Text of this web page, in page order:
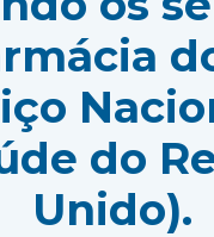
do
Unido).